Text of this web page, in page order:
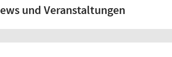
und Veranstaltungen